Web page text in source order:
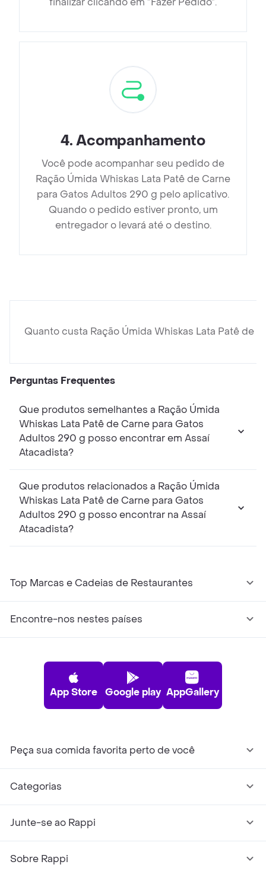
4.Acompanhamento
Você pode acompanhar seu pedido de
Ração Úmida Whiskas Lata Patê de Carne
para Gatos Adultos 290 g pelo aplicativo.
Quando o pedido estiver pronto, um
entregador o levará até o destino.
Quanto custa Ração Úmida Whiskas Lata Patê de
Perguntas Frequentes
Que produtos semelhantes a Ração Úmida
Whiskas Lata Patê de Carne para Gatos
Adultos 290 g posso encontrar em Assaí
Atacadista?
Que produtos relacionados a Ração Úmida
Whiskas Lata Patê de Carne para Gatos
Adultos 290 g posso encontrar na Assaí
Atacadista?
Top Marcas e Cadeias de Restaurantes
Encontre-nos nestes países
App Store Google play AppGallery
Peça sua comida favorita perto de você
Categorias
Junte-se ao Rappi
Sobre Rappi